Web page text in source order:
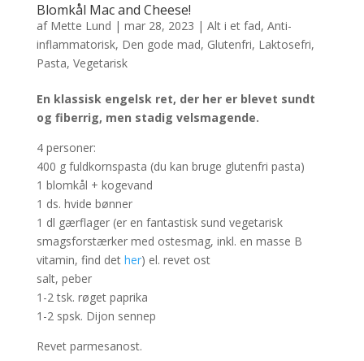
Blomkål Mac and Cheese!
af Mette Lund | mar 28, 2023 | Alt i et fad, Anti-
inflammatorisk, Den gode mad, Glutenfri, Laktosefri,
Pasta, Vegetarisk
En klassisk engelsk ret, der her er blevet sundt
og fiberrig, men stadig velsmagende.
4 personer:
400 g fuldkornspasta (du kan bruge glutenfri pasta)
1 blomkål + kogevand
1 ds. hvide bønner
1 dl gærflager (er en fantastisk sund vegetarisk
smagsforstærker med ostesmag, inkl. en masse B
vitamin, find det her) el. revet ost
salt, peber
1-2 tsk. røget paprika
1-2 spsk. Dijon sennep
Revet parmesanost.